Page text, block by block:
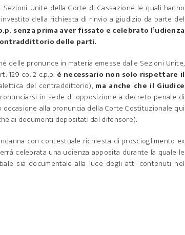
Unite della Corte di Cassazione le quali hanno
della richiesta di rinvio a giudizio da parte del
senza prima aver fissato e celebrato l’udienza
delle parti.
delle pronunce in materia emesse dalle Sezioni Unite,
129 co. 2 c.p.p. è necessario non solo rispettare il
del contraddittorio), ma anche che il Giudice
in sede di opposizione a decreto penale di
alla pronuncia della Corte Costituzionale qui
ai documenti depositati dal difensore).
con contestuale richiesta di proscioglimento ex
celebrata una udienza apposita durante la quale le
sia documentale alla luce degli atti contenuti nel